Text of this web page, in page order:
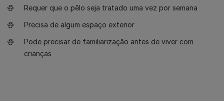
Requer que o pêlo seja tratado uma vez por semana
Precisa de algum espaço exterior
Pode precisar de familiarização antes de viver com
crianças